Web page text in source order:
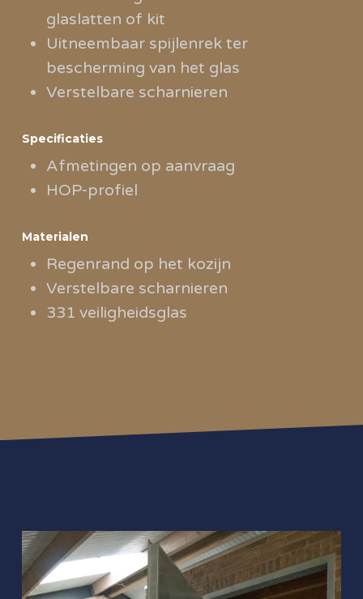
glaslatten of kit
Uitneembaar spijlenrek ter
bescherming van het glas
Verstelbare scharnieren
Specificaties
Afmetingen op aanvraag
HOP-profiel
Materialen
Regenrand op het kozijn
Verstelbare scharnieren
331 veiligheidsglas